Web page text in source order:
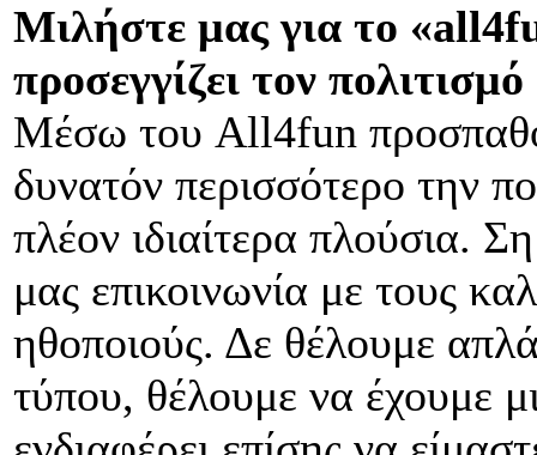
Μιλήστε μας για το
προσεγγίζει τον πολιτισμό
Mέσω του All4fun
δυνατόν περισσότερο την
πλέον ιδιαίτερα πλούσια.
μας επικοινωνία με τους
ηθοποιούς. Δε θέλουμε
τύπου, θέλουμε να έχουμε